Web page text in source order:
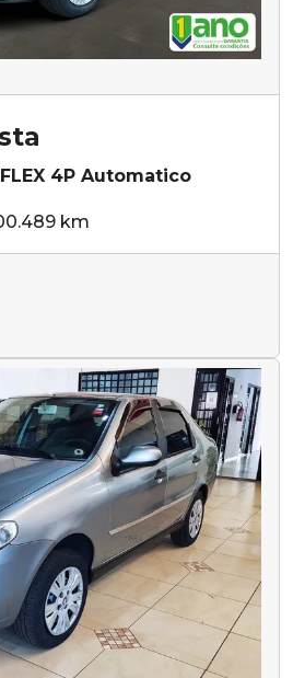
FLEX 4P Automatico
km